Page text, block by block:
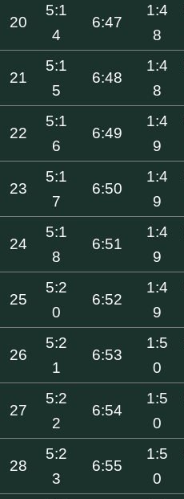
20
5:1
4
6:47
1:4
8
21
5:1
5
6:48
1:4
8
22
5:1
6
6:49
1:4
9
23
5:1
7
6:50
1:4
9
24
5:1
8
6:51
1:4
9
25
5:2
0
6:52
1:4
9
26
5:2
1
6:53
1:5
0
27
5:2
2
6:54
1:5
0
28
5:2
3
6:55
1:5
0